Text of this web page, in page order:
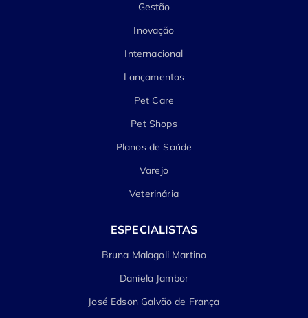
Gestão
Inovação
Internacional
Lançamentos
Pet Care
Pet Shops
Planos de Saúde
Varejo
Veterinária
ESPECIALISTAS
Bruna Malagoli Martino
Daniela Jambor
José Edson Galvão de França